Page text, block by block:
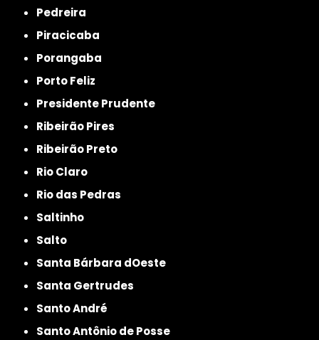
Pedreira
Piracicaba
Porangaba
Porto Feliz
Presidente Prudente
Ribeirão Pires
Ribeirão Preto
Rio Claro
Rio das Pedras
Saltinho
Salto
Santa Bárbara dOeste
Santa Gertrudes
Santo André
Santo Antônio de Posse